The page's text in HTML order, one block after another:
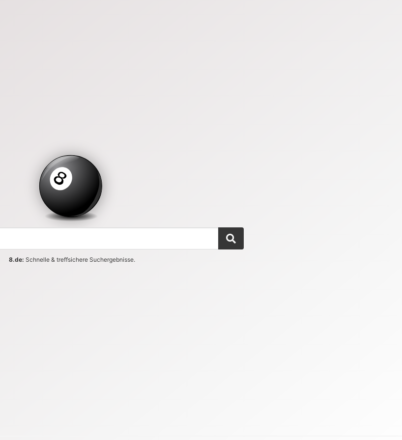
8.de: Schnelle & treffsichere Suchergebnisse.